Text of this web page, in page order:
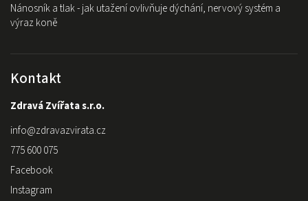
Nánosník a tlak - jak utažení ovlivňuje dýchání, nervový systém a
výraz koně
Kontakt
Zdravá Zvířata s.r.o.
info@zdravazvirata.cz
775 600 075
Facebook
Instagram